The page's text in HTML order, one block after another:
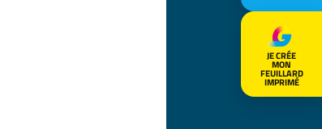
JE CRÉE
MON
FEUILLARD
IMPRIMÉ